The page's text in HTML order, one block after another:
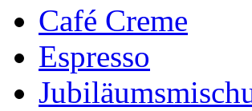
Café Creme
Espresso